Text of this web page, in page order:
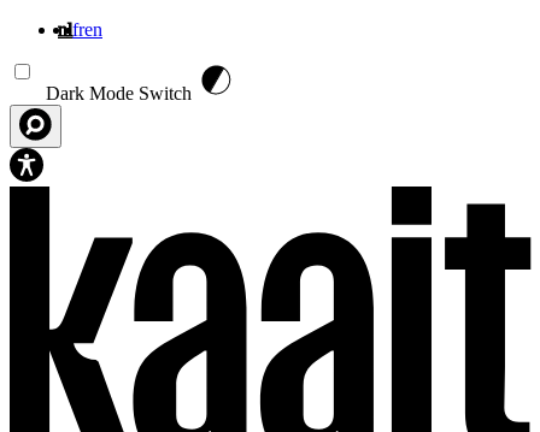
nlfren
Dark Mode Switch